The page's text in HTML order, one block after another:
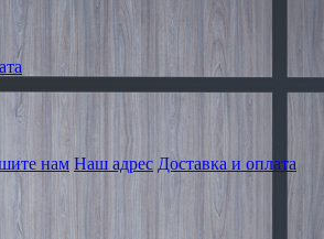
нам Наш адрес Доставка и оплата